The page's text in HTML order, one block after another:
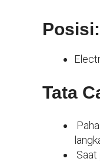
Posisi:
Tata
Saat